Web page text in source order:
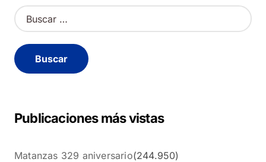
B
u
c
a
Publicaciones más vistas
Matanzas 329 aniversario(244.950)